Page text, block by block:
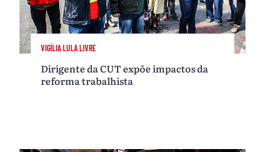
VIGÍLIA LULA LIVRE
Dirigente da CUT expõe impactos da
reforma trabalhista